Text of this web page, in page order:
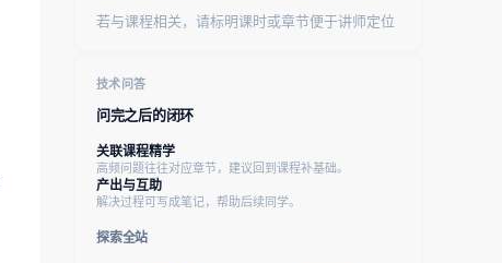
若与课程相关，请标明课时或章节便于讲师定位
技术问答
问完之后的闭环
关联课程精学
高频问题往往对应章节，建议回到课程补基础。
产出与互助
解决过程可写成笔记，帮助后续同学。
探索全站